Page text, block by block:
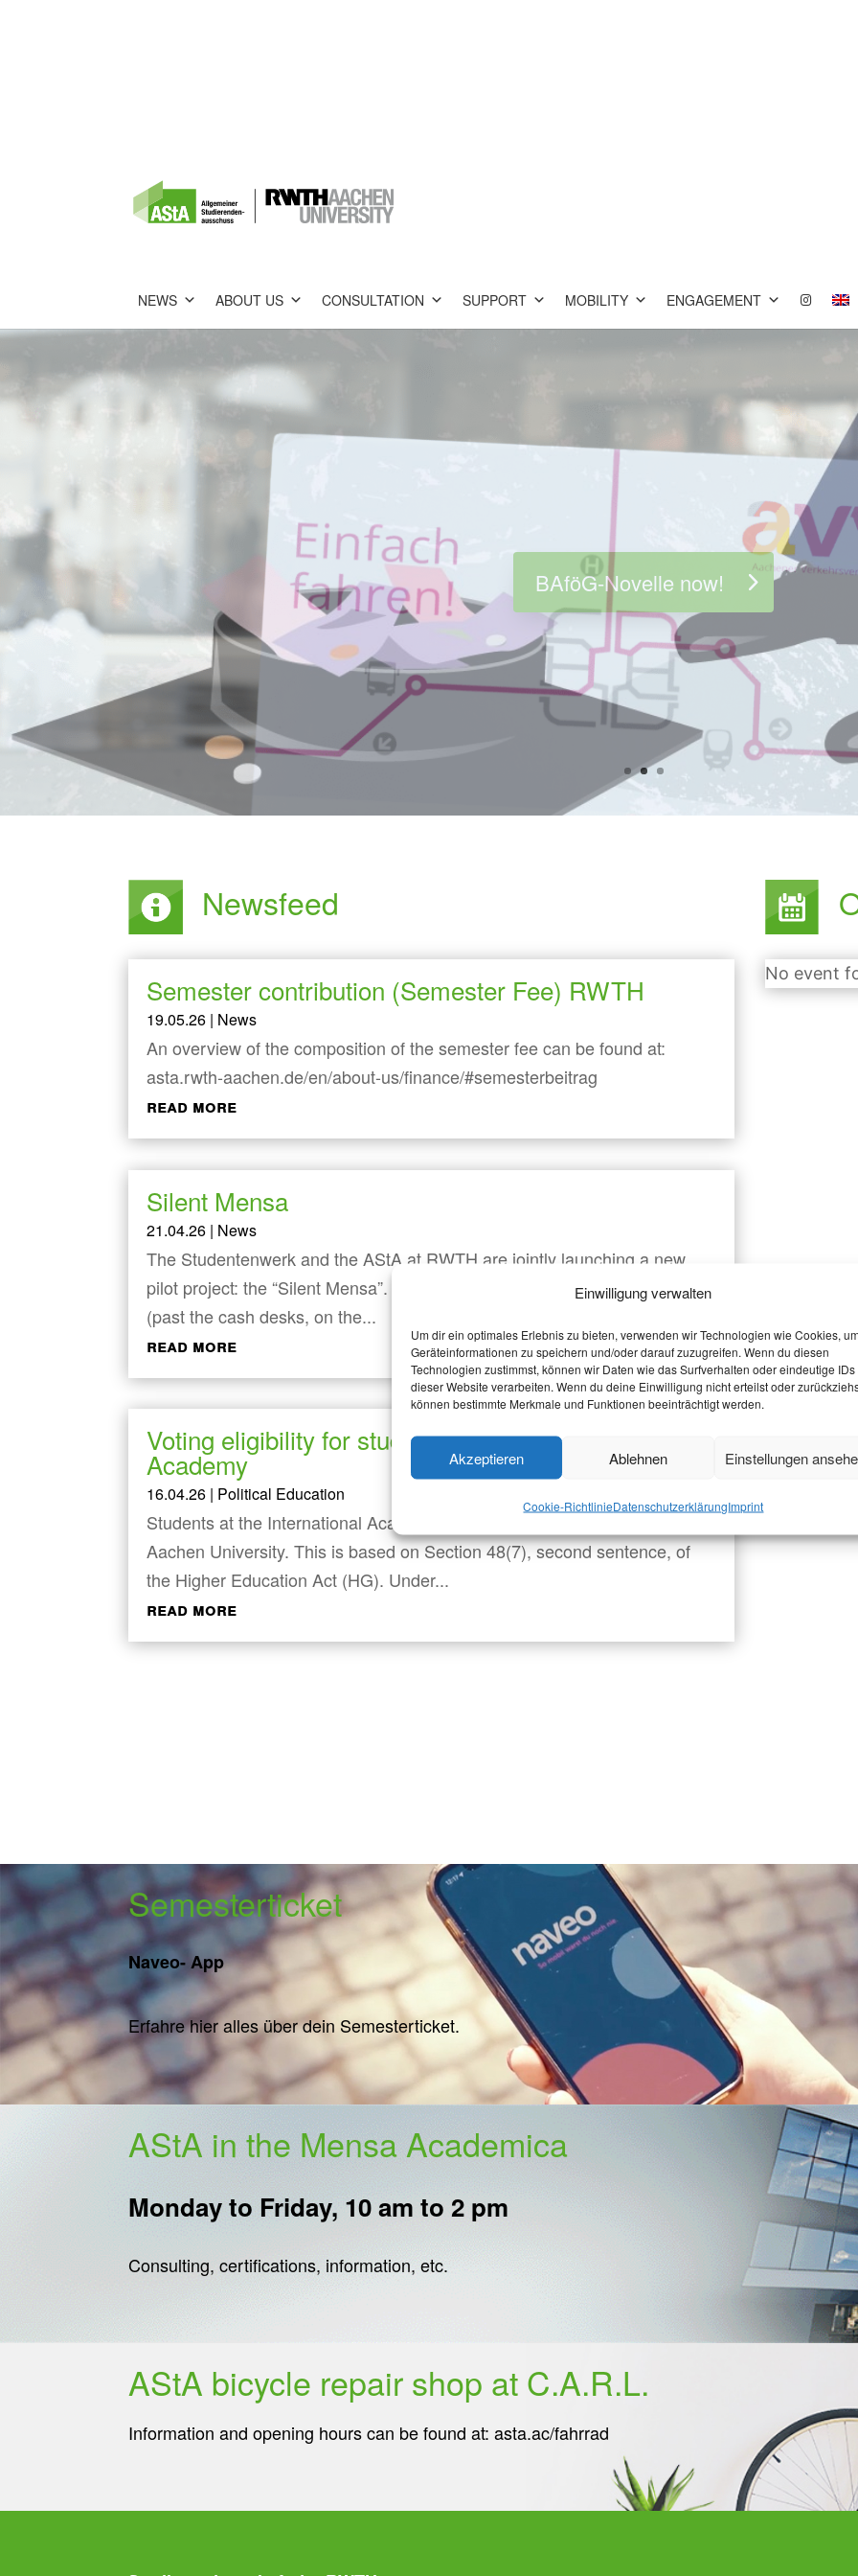
Einwilligung verwalten
Um dir ein optimales Erlebnis zu bieten, verwenden wir Technologien wie Cookies,
Geräteinformationen zu speichern und/oder darauf zuzugreifen. Wenn du diesen
Technologien zustimmst, können wir Daten wie das Surfverhalten oder eindeutige IDs
dieser Website verarbeiten. Wenn du deine Einwilligung nicht erteilst oder
können bestimmte Merkmale und Funktionen beeinträchtigt werden.
Akzeptieren Ablehnen Einstellungen
Cookie-RichtlinieDatenschutzerklärungImprint
NEWS ABOUT US CONSULTATION SUPPORT MOBILITY ENGAGEMENT
Infos about the Semesterticket
Newsfeed
Semester contribution (Semester Fee) RWTH
19.05.26 | News
An overview of the composition of the semester fee can be found at:
asta.rwth-aachen.de/en/about-us/finance/#semesterbeitrag
read more
Silent Mensa
21.04.26 | News
The Studentenwerk and the AStA at RWTH are jointly launching a new
pilot project: the “Silent Mensa”. In the Mensa Academica on the first floor
(past the cash desks, on the...
read more
Voting eligibility for students at the International
Academy
16.04.26 | Political Education
Students at the International Academy are not eligible to vote at RWTH
Aachen University. This is based on Section 48(7), second sentence, of
the Higher Education Act (HG). Under...
read more
No event
Semesterticket
Naveo- App
Erfahre hier alles über dein Semesterticket.
AStA in the Mensa Academica
Monday to Friday, 10 am to 2 pm
Consulting, certifications, information, etc.
AStA bicycle repair shop at C.A.R.L.
Information and opening hours can be found at: asta.ac/fahrrad